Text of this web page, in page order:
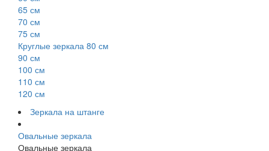
65 см
70 см
75 см
Круглые зеркала 80 см
90 см
100 см
110 см
120 см
Зеркала на штанге
Овальные зеркала
Овальные зеркала